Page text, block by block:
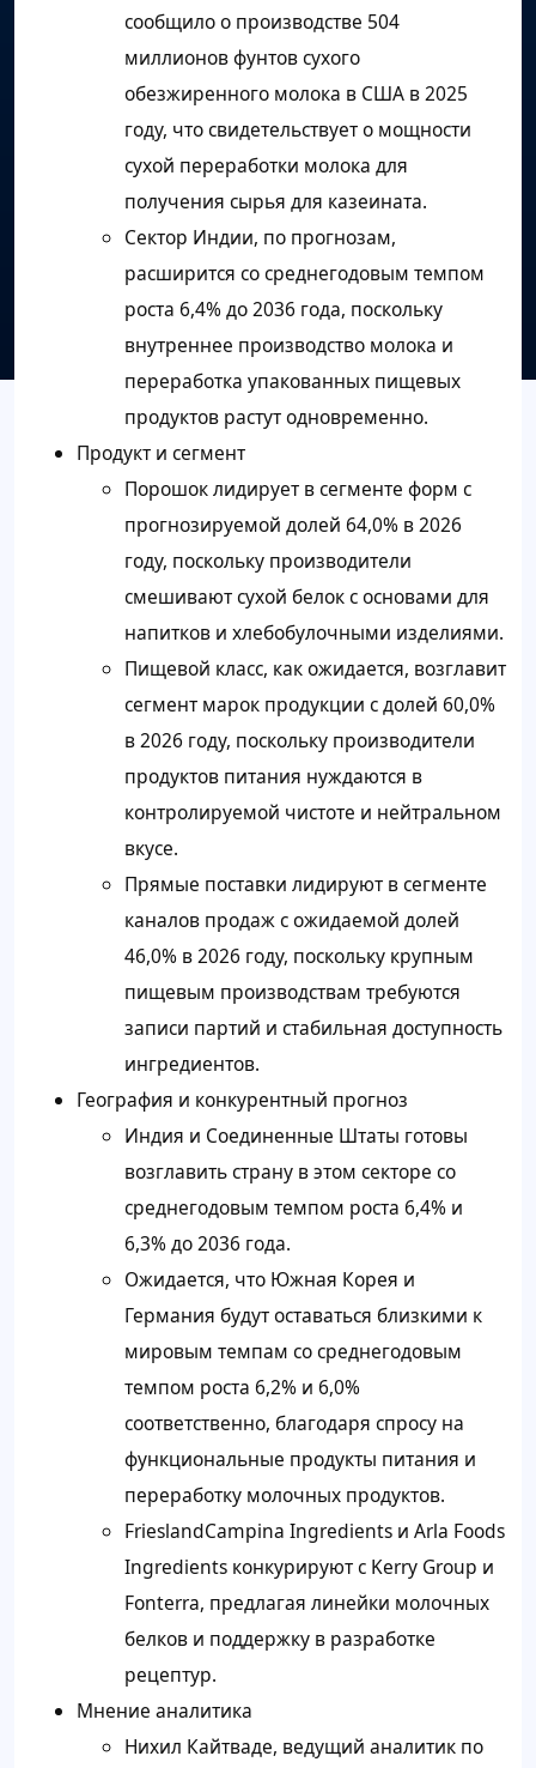
сообщило о производстве 504
миллионов фунтов сухого
обезжиренного молока в США в 2025
году, что свидетельствует о мощности
сухой переработки молока для
получения сырья для казеината.
Сектор Индии, по прогнозам,
расширится со среднегодовым темпом
роста 6,4% до 2036 года, поскольку
внутреннее производство молока и
переработка упакованных пищевых
продуктов растут одновременно.
Продукт и сегмент
Порошок лидирует в сегменте форм с
прогнозируемой долей 64,0% в 2026
году, поскольку производители
смешивают сухой белок с основами для
напитков и хлебобулочными изделиями.
Пищевой класс, как ожидается, возглавит
сегмент марок продукции с долей 60,0%
в 2026 году, поскольку производители
продуктов питания нуждаются в
контролируемой чистоте и нейтральном
вкусе.
Прямые поставки лидируют в сегменте
каналов продаж с ожидаемой долей
46,0% в 2026 году, поскольку крупным
пищевым производствам требуются
записи партий и стабильная доступность
ингредиентов.
География и конкурентный прогноз
Индия и Соединенные Штаты готовы
возглавить страну в этом секторе со
среднегодовым темпом роста 6,4% и
6,3% до 2036 года.
Ожидается, что Южная Корея и
Германия будут оставаться близкими к
мировым темпам со среднегодовым
темпом роста 6,2% и 6,0%
соответственно, благодаря спросу на
функциональные продукты питания и
переработку молочных продуктов.
FrieslandCampina Ingredients и Arla Foods
Ingredients конкурируют с Kerry Group и
Fonterra, предлагая линейки молочных
белков и поддержку в разработке
рецептур.
Мнение аналитика
Нихил Кайтваде, ведущий аналитик по